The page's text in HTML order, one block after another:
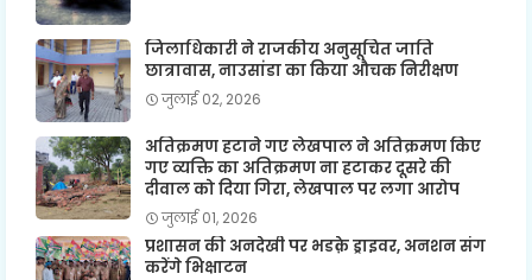
जिलाधिकारी ने राजकीय अनुसूचित जाति
छात्रावास, नाउसांडा का किया औचक निरीक्षण
जुलाई 02, 2026
अतिक्रमण हटाने गए लेखपाल ने अतिक्रमण किए
गए व्यक्ति का अतिक्रमण ना हटाकर दूसरे की
दीवाल को दिया गिरा, लेखपाल पर लगा आरोप
जुलाई 01, 2026
प्रशासन की अनदेखी पर भडक़े ड्राइवर, अनशन संग
करेंगे भिक्षाटन